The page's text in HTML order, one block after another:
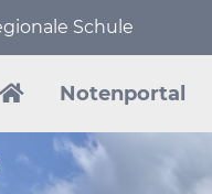
Schule
überspringen
Notenportal